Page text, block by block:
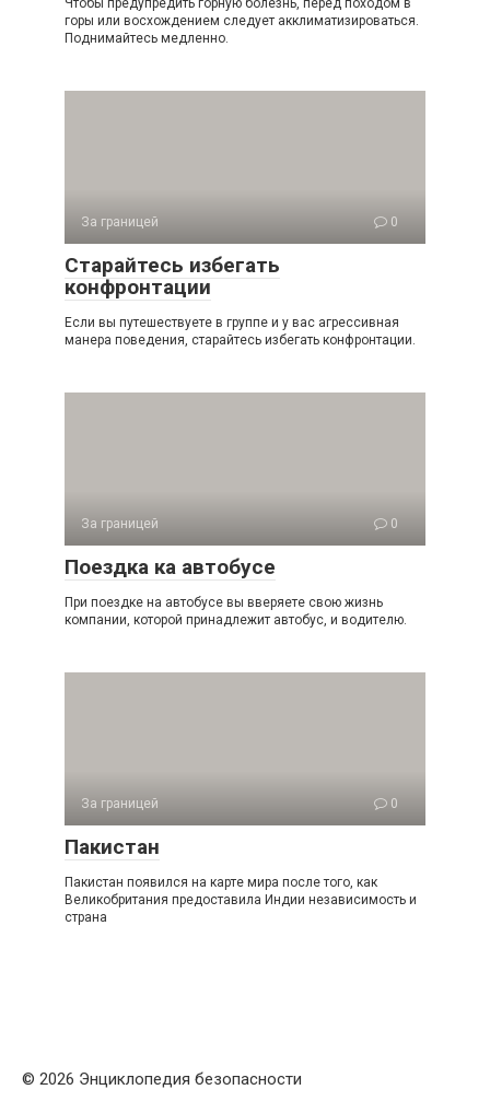
Чтобы предупредить горную болезнь, перед походом в
горы или восхождением следует акклиматизироваться.
Поднимайтесь медленно.
За границей 0
Старайтесь избегать
конфронтации
Если вы путешествуете в группе и у вас агрессивная
манера поведения, старайтесь избегать конфронтации.
За границей 0
Поездка ка автобусе
При поездке на автобусе вы вверяете свою жизнь
компании, которой принадлежит автобус, и водителю.
За границей 0
Пакистан
Пакистан появился на карте мира после того, как
Великобритания предоставила Индии независимость и
страна
© 2026 Энциклопедия безопасности